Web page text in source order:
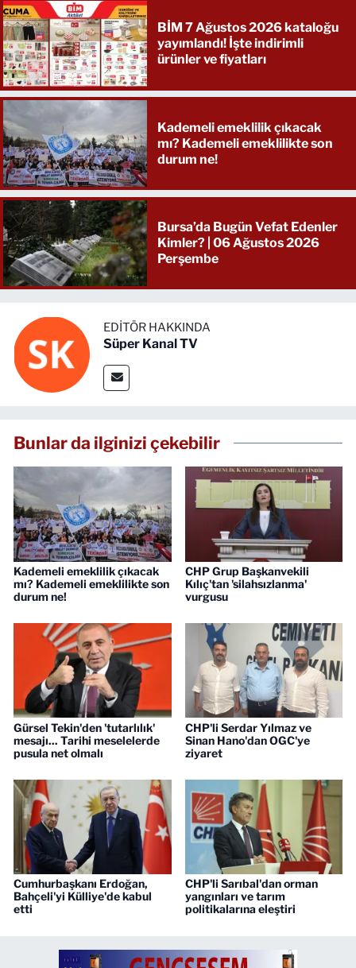
BİM 7 Ağustos 2026 kataloğu
yayımlandı! İşte indirimli
ürünler ve fiyatları
Kademeli emeklilik çıkacak
mı? Kademeli emeklilikte son
durum ne!
Bursa’da Bugün Vefat Edenler
Kimler? | 06 Ağustos 2026
Perşembe
EDITÖR HAKKINDA
Süper Kanal TV
Bunlar da ilginizi çekebilir
Kademeli emeklilik çıkacak
mı? Kademeli emeklilikte son
durum ne!
CHP Grup Başkanvekili
Kılıç'tan 'silahsızlanma'
vurgusu
Gürsel Tekin'den 'tutarlılık'
mesajı... Tarihi meselelerde
pusula net olmalı
CHP'li Serdar Yılmaz ve
Sinan Hano'dan OGC'ye
ziyaret
Cumhurbaşkanı Erdoğan,
Bahçeli'yi Külliye'de kabul
etti
CHP'li Sarıbal'dan orman
yangınları ve tarım
politikalarına eleştiri